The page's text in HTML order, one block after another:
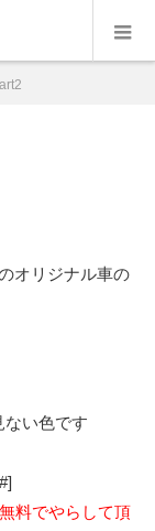
オリジナル車の
ない色です
料でやらして頂